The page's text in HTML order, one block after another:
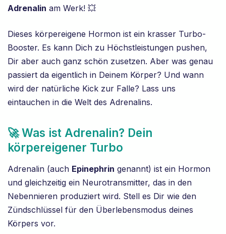
Adrenalin am Werk! 💥
Dieses körpereigene Hormon ist ein krasser Turbo-
Booster. Es kann Dich zu Höchstleistungen pushen,
Dir aber auch ganz schön zusetzen. Aber was genau
passiert da eigentlich in Deinem Körper? Und wann
wird der natürliche Kick zur Falle? Lass uns
eintauchen in die Welt des Adrenalins.
🚀 Was ist Adrenalin? Dein
körpereigener Turbo
Adrenalin (auch Epinephrin genannt) ist ein Hormon
und gleichzeitig ein Neurotransmitter, das in den
Nebennieren produziert wird. Stell es Dir wie den
Zündschlüssel für den Überlebensmodus deines
Körpers vor.